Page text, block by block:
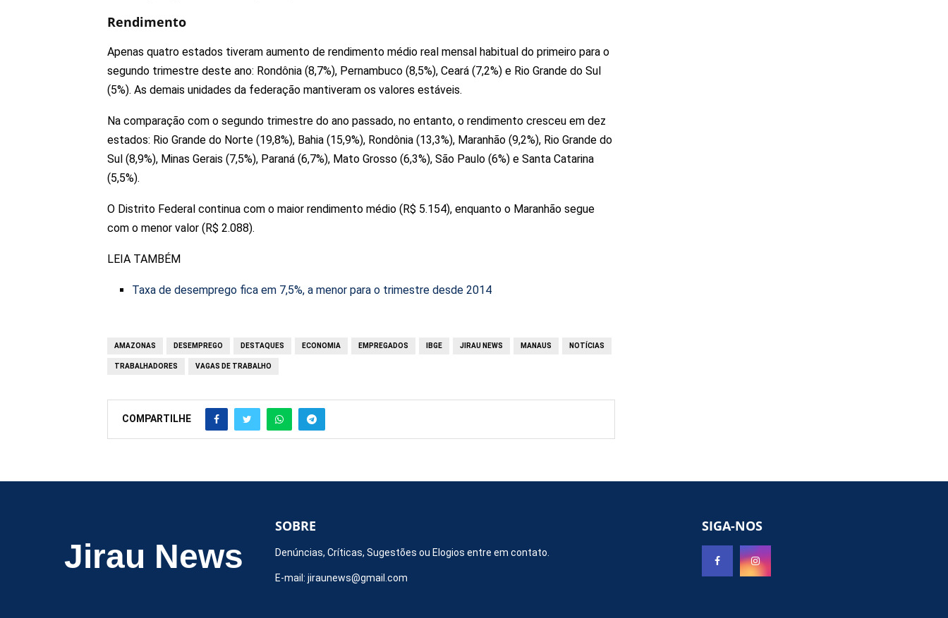
Rendimento
Apenas quatro estados tiveram aumento de rendimento médio real mensal habitual do primeiro para o
segundo trimestre deste ano: Rondônia (8,7%), Pernambuco (8,5%), Ceará (7,2%) e Rio Grande do Sul
(5%). As demais unidades da federação mantiveram os valores estáveis.
Na comparação com o segundo trimestre do ano passado, no entanto, o rendimento cresceu em dez
estados: Rio Grande do Norte (19,8%), Bahia (15,9%), Rondônia (13,3%), Maranhão (9,2%), Rio Grande do
Sul (8,9%), Minas Gerais (7,5%), Paraná (6,7%), Mato Grosso (6,3%), São Paulo (6%) e Santa Catarina
(5,5%).
O Distrito Federal continua com o maior rendimento médio (R$ 5.154), enquanto o Maranhão segue
com o menor valor (R$ 2.088).
LEIA TAMBÉM
Taxa de desemprego fica em 7,5%, a menor para o trimestre desde 2014
AMAZONAS DESEMPREGO DESTAQUES ECONOMIA EMPREGADOS IBGE JIRAU NEWS MANAUS NOTÍCIAS
TRABALHADORES VAGAS DE TRABALHO
COMPARTILHE
Jirau News
SOBRE
Denúncias, Críticas, Sugestões ou Elogios entre em contato.
E-mail: jiraunews@gmail.com
SIGA-NOS